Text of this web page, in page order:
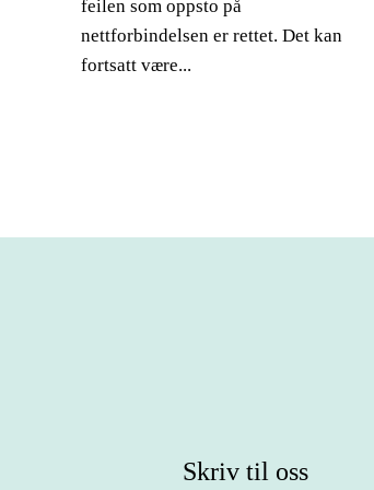
feilen som oppsto på
nettforbindelsen er rettet. Det kan
fortsatt være...
Skriv til oss